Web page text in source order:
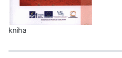
kniha